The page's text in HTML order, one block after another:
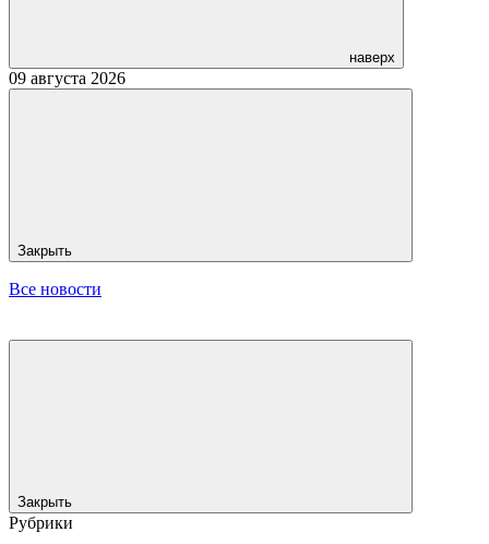
наверх
09 августа 2026
Закрыть
Все новости
Закрыть
Рубрики